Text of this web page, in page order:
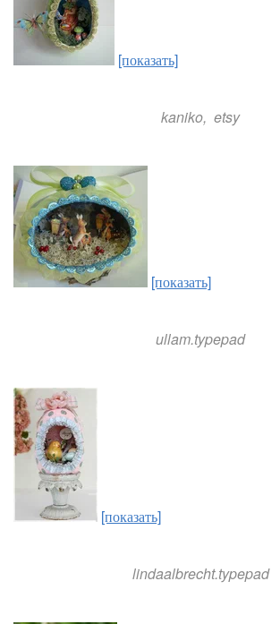
[показать]
kaniko, etsy
[показать]
ullam.typepad
[показать]
lindaalbrecht.typepad